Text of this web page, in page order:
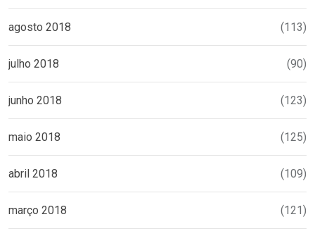
agosto 2018 (113)
julho 2018 (90)
junho 2018 (123)
maio 2018 (125)
abril 2018 (109)
março 2018 (121)